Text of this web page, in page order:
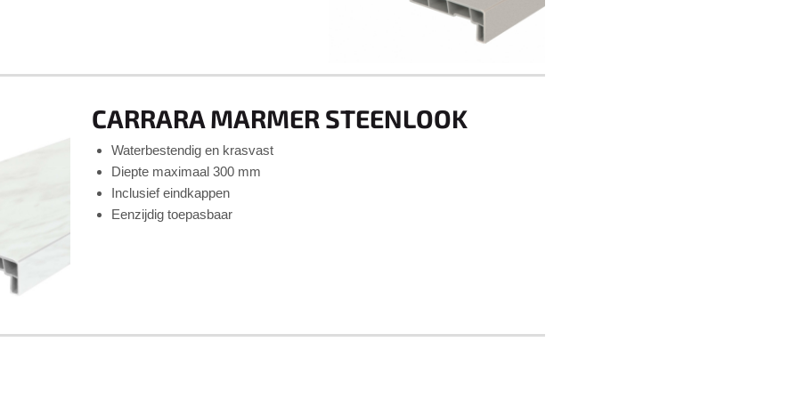
CARRARA MARMER STEENLOOK
Waterbestendig en krasvast
Diepte maximaal 300 mm
Inclusief eindkappen
Eenzijdig toepasbaar